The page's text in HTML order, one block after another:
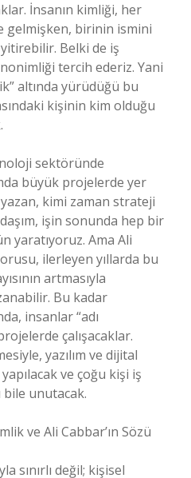
İnsanın kimliği, her
gelmişken, birinin ismini
Belki de iş
tercih ederiz. Yani
altında yürüdüğü bu
kişinin kim olduğu
sektöründe
büyük projelerde yer
kimi zaman strateji
işin sonunda hep bir
yaratıyoruz. Ama Ali
ilerleyen yıllarda bu
artmasıyla
Bu kadar
insanlar “adı
çalışacaklar.
yazılım ve dijital
ve çoğu kişi iş
unutacak.
ve Ali Cabbar’ın Sözü
sınırlı değil; kişisel